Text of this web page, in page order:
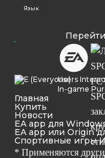
Язык
Users
In-game
Главная
Купить
Новости
EA app для
EA app или Origin
Спортивные игры
* Применяются